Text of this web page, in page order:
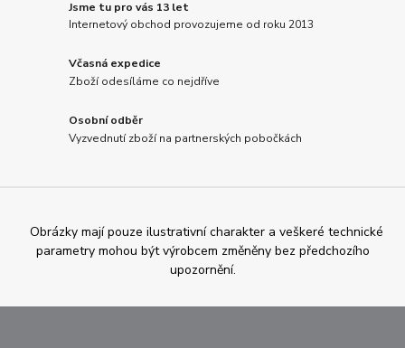
Jsme tu pro vás 13 let
Internetový obchod provozujeme od roku 2013
Včasná expedice
Zboží odesíláme co nejdříve
Osobní odběr
Vyzvednutí zboží na partnerských pobočkách
Obrázky mají pouze ilustrativní charakter a veškeré technické
parametry mohou být výrobcem změněny bez předchozího
upozornění.